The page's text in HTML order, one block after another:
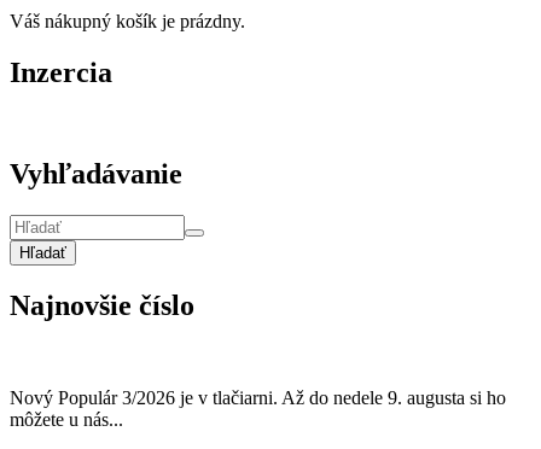
Váš nákupný košík je prázdny.
Inzercia
Vyhľadávanie
Hľadať
Najnovšie číslo
Nový Populár 3/2026 je v tlačiarni. Až do nedele 9. augusta si ho
môžete u nás...